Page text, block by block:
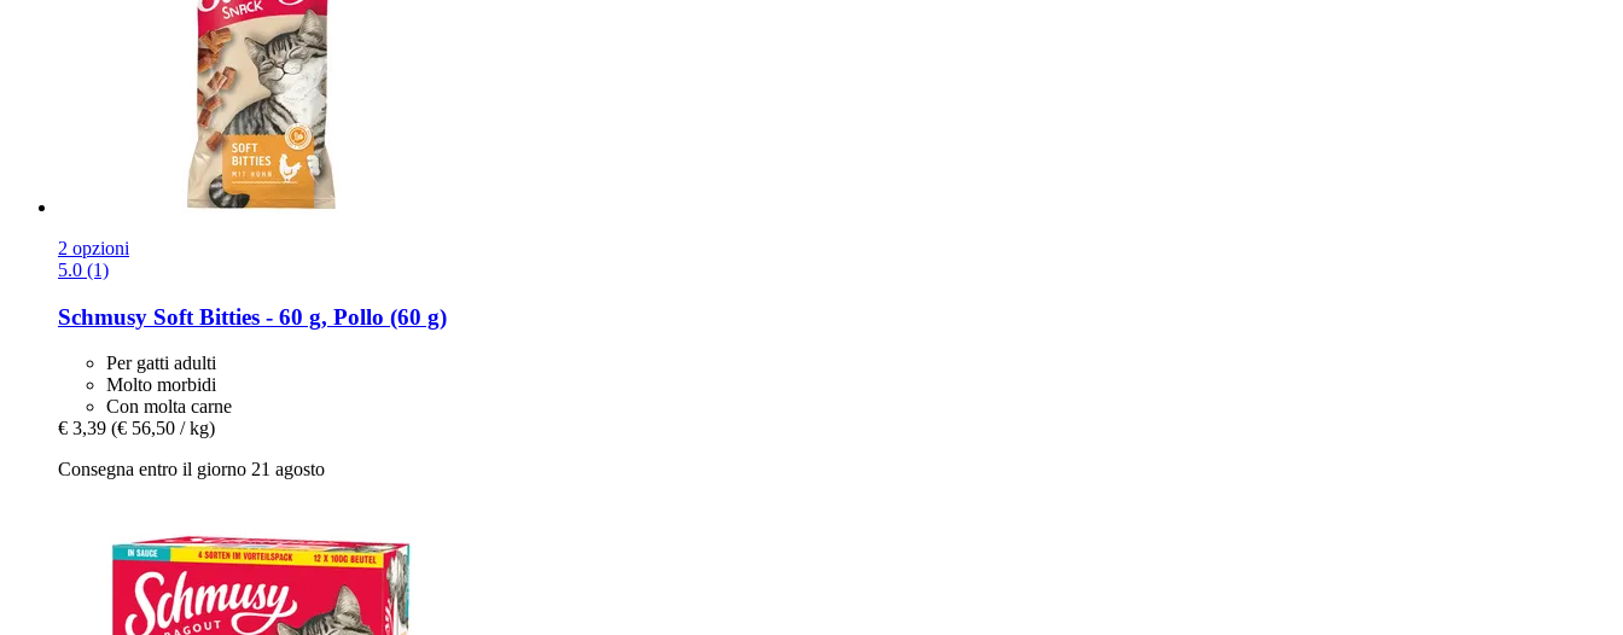
2 opzioni
5.0 (1)
Schmusy Soft Bitties -​ 60 g, Pollo (60 g)
Per gatti adulti
Molto morbidi
Con molta carne
€ 3,39 (€ 56,50 / kg)
Consegna entro il giorno 21 agosto